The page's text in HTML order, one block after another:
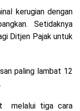
kerugian dengan
Setidaknya
Ditjen Pajak untuk
paling lambat 12
melalui tiga cara